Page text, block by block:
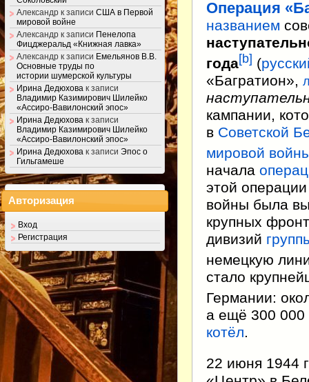
Операция
названием
года[b] (
«Багратион»,
кампании,
в Советской
мировой
начала
этой
войны была
крупных
дивизий
немецкую
стало
Германии:
а ещё 300 000
котёл.
22 июня 1944
Александр к записи США в Первой
мировой войне
Александр к записи Пенелопа
Фицджеральд «Книжная лавка»
Александр к записи Емельянов В.В.
Основные труды по
истории шумерской культуры
Ирина Дедюхова к записи
Владимир Казимирович Шилейко
«Ассиро-Вавилонский эпос»
Ирина Дедюхова к записи
Владимир Казимирович Шилейко
«Ассиро-Вавилонский эпос»
Ирина Дедюхова к записи Эпос о
Гильгамеше
Авторизация
Вход
Регистрация